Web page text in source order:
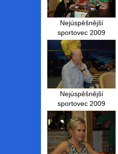
Nejúspěšnější
sportovec 2009
Nejúspěšnější
sportovec 2009